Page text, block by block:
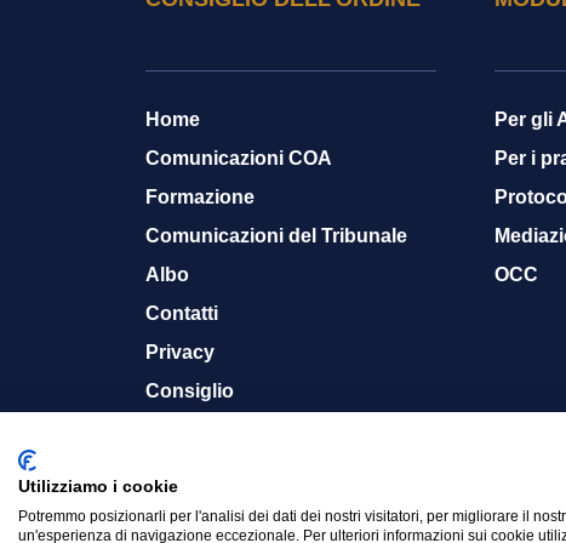
Home
Comunicazioni COA
Formazione
Comunicazioni del Tribunale
Albo
Contatti
Privacy
Consiglio
Per gli
Per i
OCC
© 2015-2024 Ordine Avvocati Cassino - CF.
Utilizziamo i cookie
Potremmo posizionarli per l'analisi dei dati dei nostri visitatori, per migliorare il
un'esperienza di navigazione eccezionale. Per ulteriori informazioni sui cookie